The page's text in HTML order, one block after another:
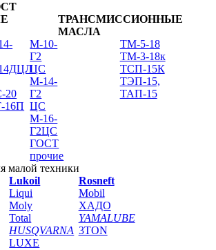
ТРАНСМИССИОННЫЕ
МАСЛА
20
16П
М-10-
Г2
ЦС
М-14-
Г2
ЦС
М-16-
Г2ЦС
ГОСТ
прочие
ТМ-5-18
ТМ-3-18к
ТСП-15К
ТЭП-15,
ТАП-15
малой техники
Lukoil
Liqui
Moly
Total
HUSQVARNA
LUXE
Rosneft
Mobil
XАДО
YAMALUBE
3TON